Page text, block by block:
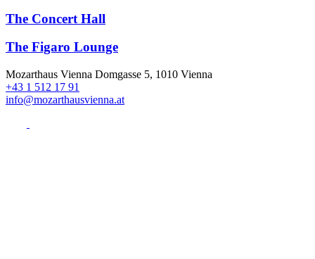
The Concert Hall
The Figaro Lounge
Mozarthaus Vienna Domgasse 5, 1010 Vienna
+43 1 512 17 91
info@mozarthausvienna.at